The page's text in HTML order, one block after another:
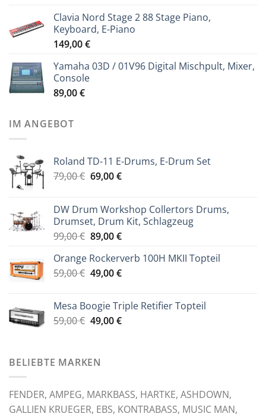
Clavia Nord Stage 2 88 Stage Piano,
Keyboard, E-Piano
149,00€
Yamaha 03D / 01V96 Digital Mischpult, Mixer,
Console
89,00€
IM ANGEBOT
Roland TD-11 E-Drums, E-Drum Set
79,00€ Ursprünglicher
79,00 €
69,00€Aktueller
69,00 €.
DW Drum Workshop Collertors Drums,
Drumset, Drum Kit, Schlagzeug
99,00€ Ursprünglicher
war:
99,00 €
89,00€Aktueller
ist:
89,00 €.
Orange Rockerverb 100H MKII Topteil
59,00€ Ursprünglicher
59,00 €
49,00€Aktueller
49,00 €.
Mesa Boogie Triple Retifier Topteil
59,00€ Ursprünglicher
59,00 €
49,00€Aktueller
BELIEBTE MARKEN
FENDER, AMPEG, MARKBASS, HARTKE, ASHDOWN,
GALLIEN KRUEGER, EBS, KONTRABASS, MUSIC MAN,